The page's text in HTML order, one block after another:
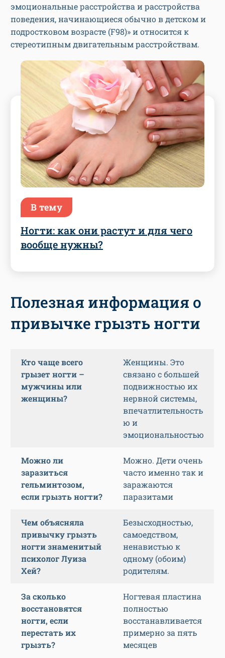
эмоциональные расстройства и расстройства
поведения, начинающиеся обычно в детском и
подростковом возрасте (F98)» и относится к
стереотипным двигательным расстройствам.
В тему
Ногти: как они растут и для чего
вообще нужны?
Полезная информация о
привычке грызть ногти
Кто чаще всего
грызет ногти –
мужчины или
женщины?
Женщины. Это
связано с большей
подвижностью их
нервной системы,
впечатлительность
ю и
эмоциональностью
Можно ли
заразиться
гельминтозом,
если грызть ногти?
Можно. Дети очень
часто именно так и
заражаются
паразитами
Чем объясняла
привычку грызть
ногти знаменитый
психолог Луиза
Хей?
Безысходностью,
самоедством,
ненавистью к
одному (обоим)
родителям.
За сколько
восстановятся
ногти, если
перестать их
грызть?
Ногтевая пластина
полностью
восстанавливается
примерно за пять
месяцев